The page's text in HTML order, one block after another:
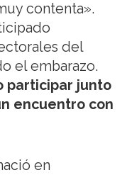
contenta».
del
el embarazo.
participar junto
encuentro con
en